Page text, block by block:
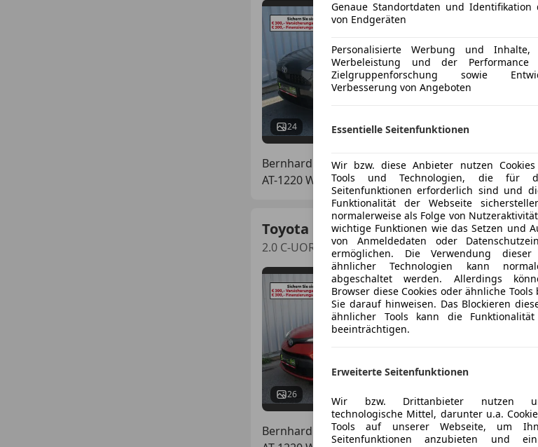
24
€ 22 890
12/2024
Bernhard Kandl Autohandel GmbH
AT-1220 Wien
Toyota C-HR
2.0 C-UORE Launch Edition ACC+LED+Navi+SHZ
26
€ 20 990
05/2020
Bernhard Kandl Autohandel GmbH
Genaue Standortdaten und Identifikation
von Endgeräten
Personalisierte Werbung und Inhalte,
Werbeleistung und der Performance
Zielgruppenforschung sowie
Verbesserung von Angeboten
Essentielle Seitenfunktionen
Wir bzw. diese Anbieter nutzen
Tools und Technologien, die für
Seitenfunktionen erforderlich sind und
Funktionalität der Webseite
normalerweise als Folge von
wichtige Funktionen wie das Setzen und
von Anmeldedaten oder
ermöglichen. Die Verwendung dieser
ähnlicher Technologien kann
abgeschaltet werden. Allerdings
Browser diese Cookies oder ähnliche
Sie darauf hinweisen. Das Blockieren
ähnlicher Tools kann die
beeinträchtigen.
Erweiterte Seitenfunktionen
Wir bzw. Drittanbieter nutzen
technologische Mittel, darunter u.a.
Tools auf unserer Webseite, um
Seitenfunktionen anzubieten und